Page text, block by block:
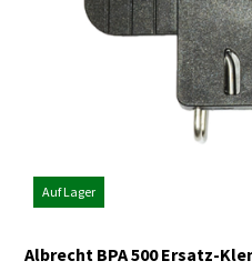
Auf Lager
Albrecht BPA 500 Ersatz-